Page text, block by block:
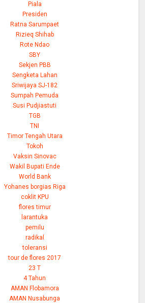
Piala
Presiden
Ratna Sarumpaet
Rizieq Shihab
Rote Ndao
SBY
Sekjen PBB
Sengketa Lahan
Sriwijaya SJ-182
Sumpah Pemuda
Susi Pudjiastuti
TGB
TNI
Timor Tengah Utara
Tokoh
Vaksin Sinovac
Wakil Bupati Ende
World Bank
Yohanes borgias Riga
coklit KPU
flores timur
larantuka
pemilu
radikal
toleransi
tour de flores 2017
23 T
4 Tahun
AMAN Flobamora
AMAN Nusabunga